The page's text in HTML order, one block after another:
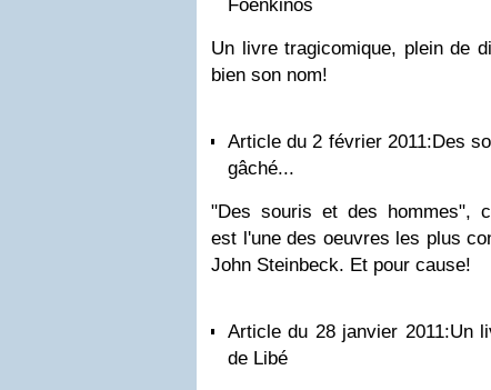
Foenkinos
Un livre tragicomique, plein de
bien son nom!
Article du 2 février 2011:Des
gâché...
"Des souris et des hommes",
est l'une des oeuvres les plus
John Steinbeck. Et pour cause!
Article du 28 janvier 2011:Un
de Libé